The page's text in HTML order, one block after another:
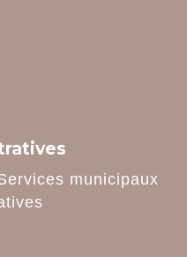
municipaux